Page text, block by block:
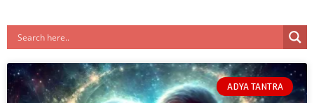
ADYA TANTRA